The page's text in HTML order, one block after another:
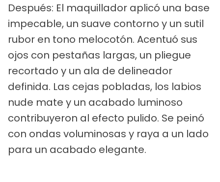
Después: El maquillador aplicó una base
impecable, un suave contorno y un sutil
rubor en tono melocotón. Acentuó sus
ojos con pestañas largas, un pliegue
recortado y un ala de delineador
definida. Las cejas pobladas, los labios
nude mate y un acabado luminoso
contribuyeron al efecto pulido. Se peinó
con ondas voluminosas y raya a un lado
para un acabado elegante.